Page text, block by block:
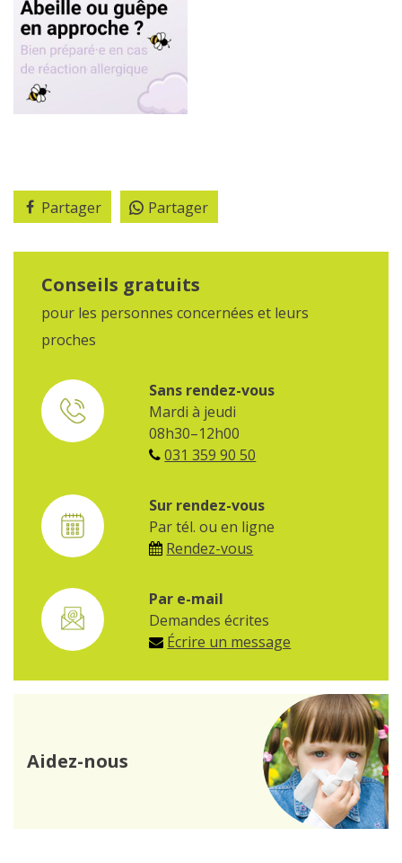
Partager Partager
Conseils gratuits
pour les personnes concernées et leurs
proches
Sans rendez-vous
Mardi à jeudi
08h30–12h00
031 359 90 50
Sur rendez-vous
Par tél. ou en ligne
Rendez-vous
Par e-mail
Demandes écrites
Écrire un message
Aidez-nous